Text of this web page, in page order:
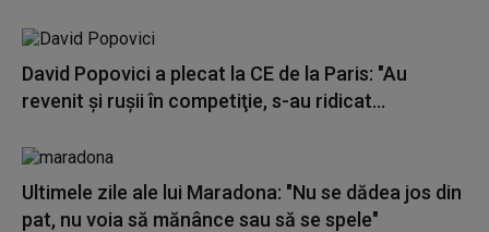
David Popovici a plecat la CE de la Paris: "Au
revenit şi ruşii în competiţie, s-au ridicat...
Ultimele zile ale lui Maradona: "Nu se dădea jos din
pat, nu voia să mănânce sau să se spele"